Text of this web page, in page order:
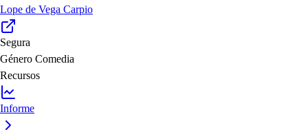
Lope de Vega Carpio
Segura
Género Comedia
Recursos
Informe